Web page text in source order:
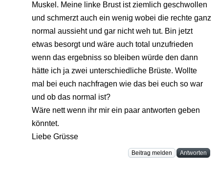
Muskel. Meine linke Brust ist ziemlich geschwollen
und schmerzt auch ein wenig wobei die rechte ganz
normal aussieht und gar nicht weh tut. Bin jetzt
etwas besorgt und wäre auch total unzufrieden
wenn das ergebniss so bleiben würde den dann
hätte ich ja zwei unterschiedliche Brüste. Wollte
mal bei euch nachfragen wie das bei euch so war
und ob das normal ist?
Wäre nett wenn ihr mir ein paar antworten geben
könntet.
Liebe Grüsse
Beitrag melden Antworten